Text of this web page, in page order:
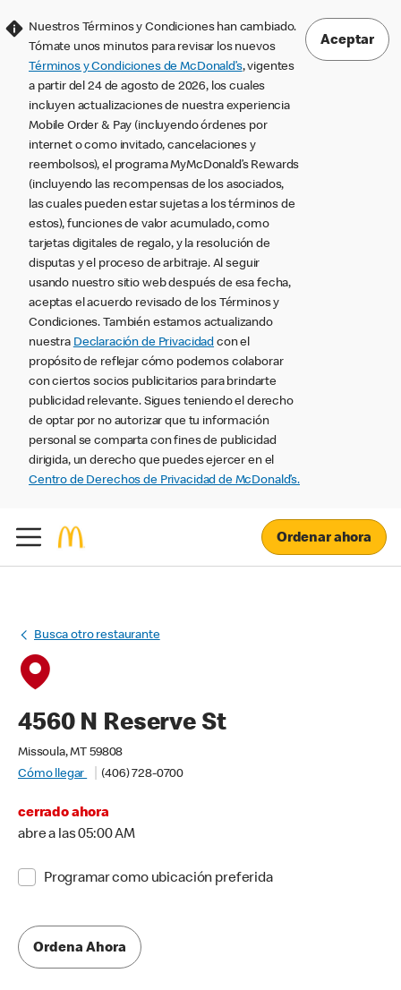
Nuestros Términos y Condiciones han cambiado.
Tómate unos minutos para revisar los nuevos
Términos y Condiciones de McDonald’s, vigentes
a partir del 24 de agosto de 2026, los cuales
incluyen actualizaciones de nuestra experiencia
Mobile Order & Pay (incluyendo órdenes por
internet o como invitado, cancelaciones y
reembolsos), el programa MyMcDonald’s Rewards
(incluyendo las recompensas de los asociados,
las cuales pueden estar sujetas a los términos de
estos), funciones de valor acumulado, como
tarjetas digitales de regalo, y la resolución de
disputas y el proceso de arbitraje. Al seguir
usando nuestro sitio web después de esa fecha,
aceptas el acuerdo revisado de los Términos y
Condiciones. También estamos actualizando
nuestra Declaración de Privacidad con el
propósito de reflejar cómo podemos colaborar
con ciertos socios publicitarios para brindarte
publicidad relevante. Sigues teniendo el derecho
de optar por no autorizar que tu información
personal se comparta con fines de publicidad
dirigida, un derecho que puedes ejercer en el
Centro de Derechos de Privacidad de McDonald’s.
Aceptar
Ordenar ahora
Busca otro restaurante
4560 N Reserve St
Missoula, MT 59808
Cómo llegar
(406) 728-0700
cerrado ahora
abre a las 05:00 AM
Programar como ubicación preferida
Ordena Ahora